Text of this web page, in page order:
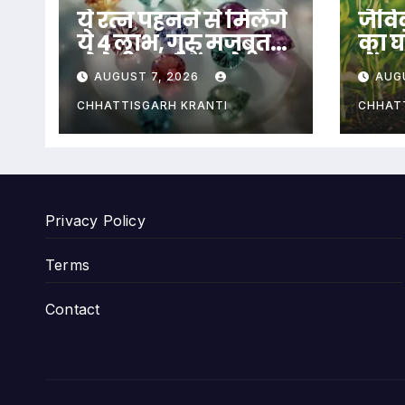
ये रत्न पहनने से मिलेंगे
ये 4 लाभ, गुरु मजबूत
होते ही बनते हैं सारे
काम…
AUGUST 7, 2026
CHHATTISGARH KRANTI
का
में
Privacy Policy
Terms
Contact